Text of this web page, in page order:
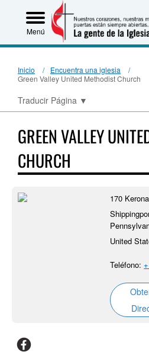
Menú
Inicio
Encuentra una iglesia
Green Valley United Methodist Church
Traducir Página ▼
GREEN VALLEY
CHURCH
170
United
Teléfono: